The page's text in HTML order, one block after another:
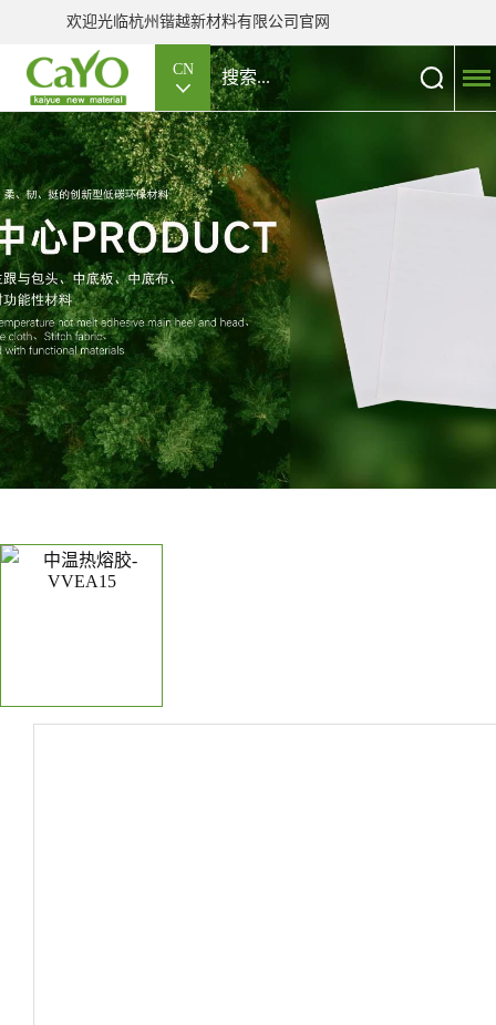
欢迎光临杭州锴越新材料有限公司官网
CN